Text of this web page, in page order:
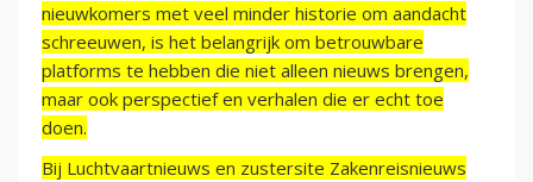
nieuwkomers met veel minder historie om aandacht
schreeuwen, is het belangrijk om betrouwbare
platforms te hebben die niet alleen nieuws brengen,
maar ook perspectief en verhalen die er echt toe
doen.
Bij Luchtvaartnieuws en zustersite Zakenreisnieuws